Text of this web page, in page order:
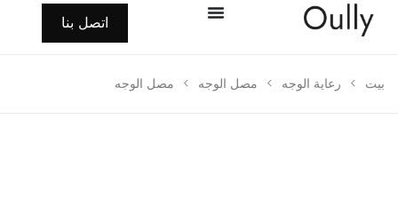
اتصل بنا
رعاية الوجه > مصل الوجه > مصل الوجه